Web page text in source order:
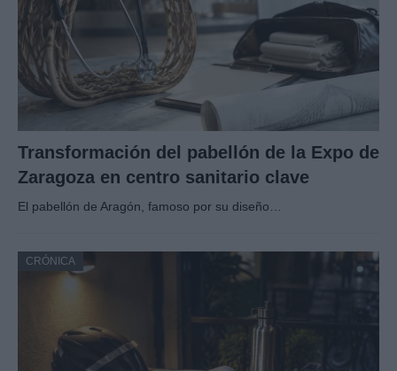
Transformación del pabellón de la Expo de
Zaragoza en centro sanitario clave
El pabellón de Aragón, famoso por su diseño…
CRÓNICA